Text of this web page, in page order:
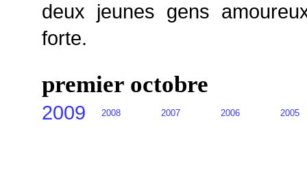
deux jeunes gens
forte.
premier octobre
2009 2008 2007 2006 2005